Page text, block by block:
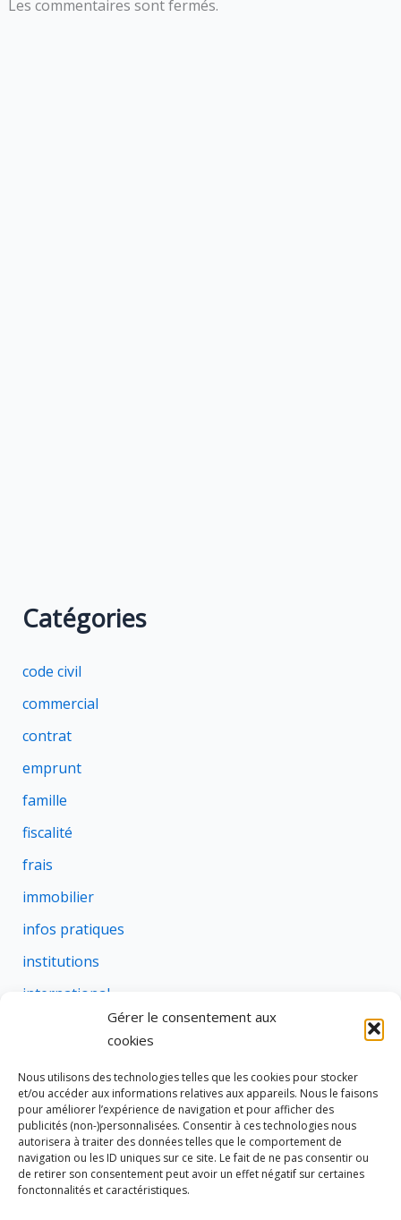
Gérer le consentement aux
cookies
Nous utilisons des technologies telles que les cookies pour stocker
et/ou accéder aux informations relatives aux appareils. Nous le faisons
pour améliorer l’expérience de navigation et pour afficher des
publicités (non-)personnalisées. Consentir à ces technologies nous
autorisera à traiter des données telles que le comportement de
navigation ou les ID uniques sur ce site. Le fait de ne pas consentir ou
de retirer son consentement peut avoir un effet négatif sur certaines
fonctonnalités et caractéristiques.
Les commentaires sont fermés.
Catégories
code civil
commercial
contrat
emprunt
famille
fiscalité
frais
immobilier
infos pratiques
institutions
international
rural
social
succession
suretes